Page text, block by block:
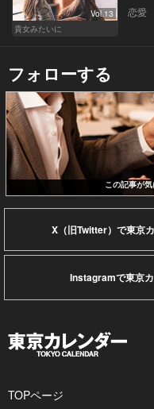
Vol.13
貴女みたいに
恋愛
フォローする
この記事が
X（旧Twitter）で東京
Instagramで東京
TOPページ